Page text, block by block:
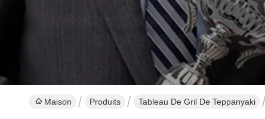
Maison Produits Tableau De Gril De Teppanyaki